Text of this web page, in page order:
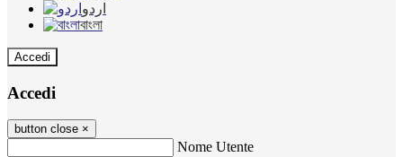
اردو
বাংলা
Accedi
Accedi
button close ×
Nome Utente